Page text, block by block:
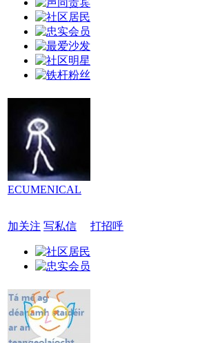
ECUMENICAL
加关注 写私信 打招呼